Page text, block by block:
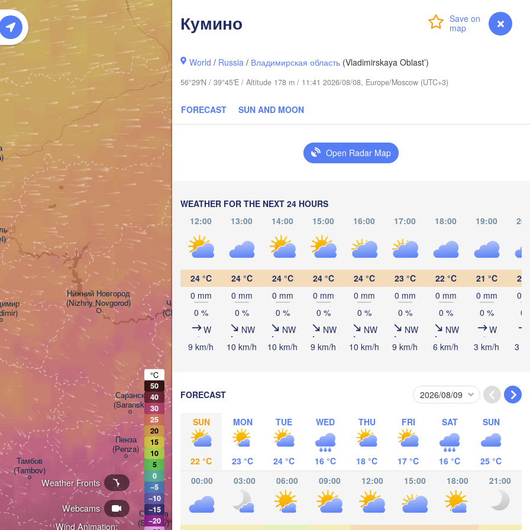
myVentusky Forecast
Кумино
World / Russia / Владимирская область (Vladimirskaya Oblast’)
56°29'N / 39°45'E / Altitude 178 m / 11:41 2026/08/08, Europe/Moscow (UTC+3)
FORECAST SUN AND MOON
Open Radar Map
WEATHER FOR THE NEXT 24 HOURS
12:00
13:00 14:00 15:00 16:00 17:00 18:00 19:00
24 °C
0 mm
0 %
W
9 km/h
24 °C
0 mm
0 %
NW
10 km/h
24 °C
0 mm
0 %
NW
10 km/h
24 °C
0 mm
0 %
NW
9 km/h
24 °C
0 mm
0 %
NW
10 km/h
23 °C
0 mm
0 %
NW
9 km/h
22 °C
0 mm
0 %
NW
6 km/h
21 °C
0 mm
0 %
W
3 km/h
20
0
0
3
FORECAST
SUN
22 °C
MON
23 °C
TUE
24 °C
WED
16 °C
THU
18 °C
FRI
17 °C
SAT
16 °C
SUN
25 °C
00:00
03:00 06:00 09:00 12:00 15:00 18:00 21:00
Wind Animation:
Webcams
Weather Fronts
Нижний Новгород
(Nizhny Novgorod)
Тамбов
(Tambov)
Казань
(Kazan)
(Perm)
Ижевск
(Izhevsk)
Нефтекамск
(Neftekamsk)
Чебоксары
(Cheboksary)
Самара
(Samara)
Саратов
(Saratov)
Оренбург
(Orenburg)
Ульяновск
(Ul'yanovsk)
Набережные Челны
(Naberezhnye Chelny)
Пенза
(Penza)
(Balakovo)
Стерлитамак
(Sterlitamak)
Саранск
(Saransk)
Орал Орск
Магнитогорск
(Magnitogorsk)
°C
50
40
30
25
20
15
10
5
0
−5
−10
−15
−20